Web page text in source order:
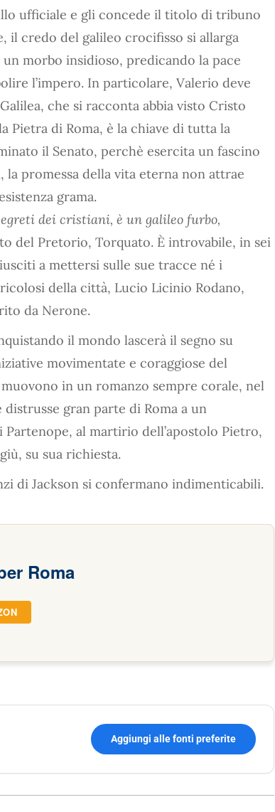
ufficiale e gli concede il titolo di tribuno
il credo del galileo crocifisso si allarga
morbo insidioso, predicando la pace
l’impero. In particolare, Valerio deve
che si racconta abbia visto Cristo
Pietra di Roma, è la chiave di tutta la
il Senato, perchè esercita un fascino
promessa della vita eterna non attrae
grama.
dei cristiani, è un galileo furbo,
del Pretorio, Torquato. È introvabile, in sei
a mettersi sulle sue tracce né i
della città, Lucio Licinio Rodano,
da Nerone.
il mondo lascerà il segno su
movimentate e coraggiose del
in un romanzo sempre corale, nel
gran parte di Roma a un
al martirio dell’apostolo Pietro,
su sua richiesta.
di Jackson si confermano indimenticabili.
Roma
Aggiungi alle fonti preferite